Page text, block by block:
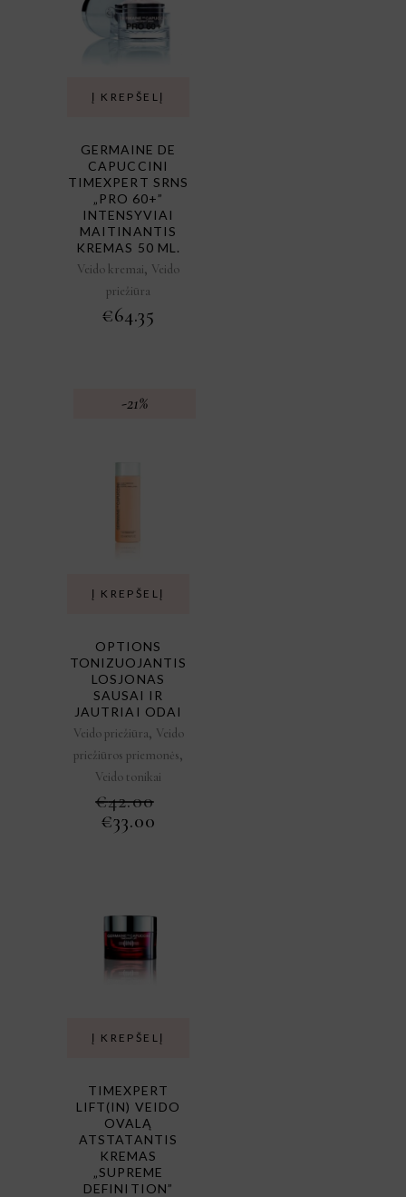
Į KREPŠELĮ
GERMAINE DE
CAPUCCINI
TIMEXPERT SRNS
„PRO 60+”
INTENSYVIAI
MAITINANTIS
KREMAS 50 ML.
Veido kremai, Veido
priežiūra
€64.35
-21%
Į KREPŠELĮ
OPTIONS
TONIZUOJANTIS
LOSJONAS
SAUSAI IR
JAUTRIAI ODAI
Veido priežiūra, Veido
priežiūros priemonės,
Veido tonikai
€42.00
ORIGINAL
PRICE
€33.00
Į KREPŠELĮ
TIMEXPERT
LIFT(IN) VEIDO
OVALĄ
ATSTATANTIS
KREMAS
„SUPREME
DEFINITION”